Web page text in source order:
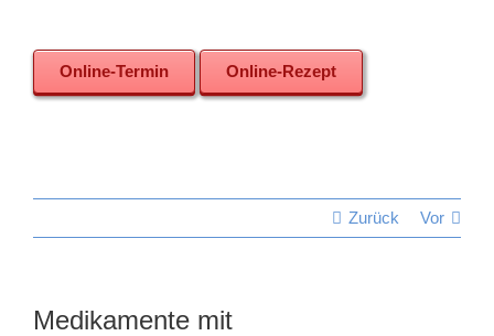
Zurück Vor
Medikamente mit
Online-Termin Online-Rezept